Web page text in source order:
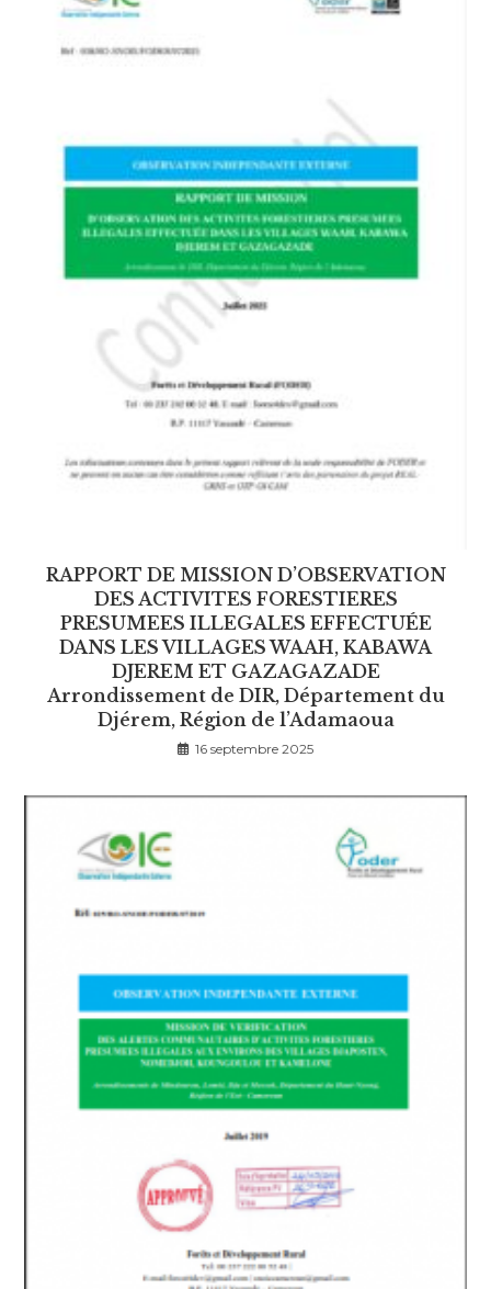
RAPPORT DE MISSION D’OBSERVATION
DES ACTIVITES FORESTIERES
PRESUMEES ILLEGALES EFFECTUÉE
DANS LES VILLAGES WAAH, KABAWA
DJEREM ET GAZAGAZADE
Arrondissement de DIR, Département du
Djérem, Région de l’Adamaoua
16 septembre 2025